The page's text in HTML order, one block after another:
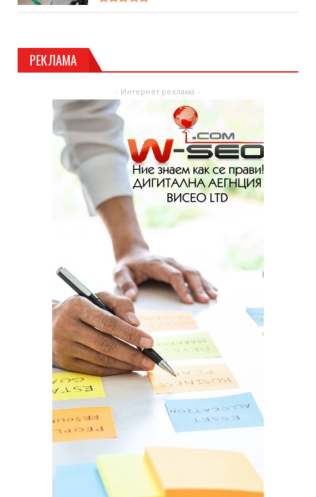
РЕКЛАМА
- Интернет реклама -